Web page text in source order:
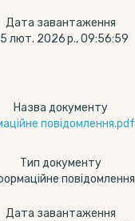
Дата завантаження
лют. 2026 р., 09:56:59
Назва документу
повідомлення.pdf
Тип документу
повідомлення
Дата завантаження